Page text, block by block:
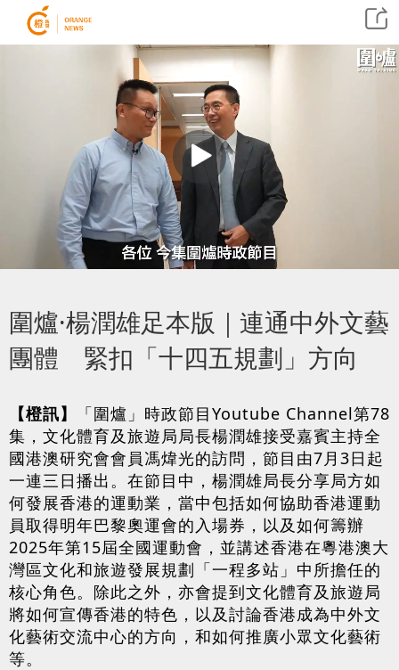
圍爐·楊潤雄足本版｜連通中外文藝
團體 緊扣「十四五規劃」方向
【橙訊】
「圍爐」時政節目Youtube Channel第78
集，文化體育及旅遊局局長楊潤雄接受嘉賓主持全
國港澳研究會會員馮煒光的訪問，節目由7月3日起
一連三日播出。在節目中，楊潤雄局長分享局方如
何發展香港的運動業，當中包括如何協助香港運動
員取得明年巴黎奧運會的入場券，以及如何籌辦
2025年第15屆全國運動會，並講述香港在粵港澳大
灣區文化和旅遊發展規劃「一程多站」中所擔任的
核心角色。除此之外，亦會提到文化體育及旅遊局
將如何宣傳香港的特色，以及討論香港成為中外文
化藝術交流中心的方向，和如何推廣小眾文化藝術
等。